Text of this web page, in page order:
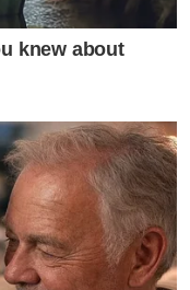
knew about